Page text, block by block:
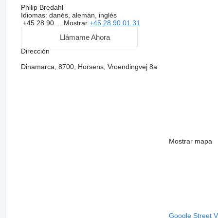
Philip Bredahl
Idiomas: danés, alemán, inglés
+45 28 90 ... Mostrar +45 28 90 01 31
Llámame Ahora
Dirección
Dinamarca, 8700, Horsens, Vroendingvej 8a
Mostrar mapa
Google Street